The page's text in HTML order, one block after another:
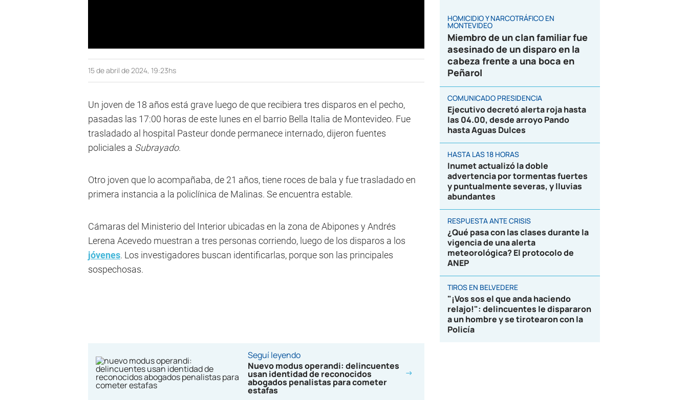
15 de abril de 2024, 19:23hs
Un joven de 18 años está grave luego de que recibiera tres disparos en el pecho,
pasadas las 17:00 horas de este lunes en el barrio Bella Italia de Montevideo. Fue
trasladado al hospital Pasteur donde permanece internado, dijeron fuentes
policiales a Subrayado.
Otro joven que lo acompañaba, de 21 años, tiene roces de bala y fue trasladado en
primera instancia a la policlínica de Malinas. Se encuentra estable.
Cámaras del Ministerio del Interior ubicadas en la zona de Abipones y Andrés
Lerena Acevedo muestran a tres personas corriendo, luego de los disparos a los
jóvenes. Los investigadores buscan identificarlas, porque son las principales
sospechosas.
Seguí leyendo
Nuevo modus operandi: delincuentes
usan identidad de reconocidos
abogados penalistas para cometer
estafas
HOMICIDIO Y NARCOTRÁFICO EN
MONTEVIDEO
Miembro de un clan familiar fue
asesinado de un disparo en la
cabeza frente a una boca en
Peñarol
COMUNICADO PRESIDENCIA
Ejecutivo decretó alerta roja hasta
las 04.00, desde arroyo Pando
hasta Aguas Dulces
HASTA LAS 18 HORAS
Inumet actualizó la doble
advertencia por tormentas fuertes
y puntualmente severas, y lluvias
abundantes
RESPUESTA ANTE CRISIS
¿Qué pasa con las clases durante la
vigencia de una alerta
meteorológica? El protocolo de
ANEP
TIROS EN BELVEDERE
"¡Vos sos el que anda haciendo
relajo!": delincuentes le dispararon
a un hombre y se tirotearon con la
Policía